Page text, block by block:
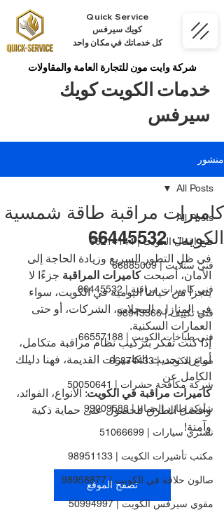
Quick Service
كويك سيرفس
كل خدماتك في مكان واحد
شركة وايت مون للتجارة العامة والمقاولات
خدمات الكويت كويك
سيرفس
منشور
All Posts
فتح اقفال الكويت | 66214144
فني ستلايت | 66885009
فني كاميرات مراقبة | 66445532
فني تكييف | 98943366
فني طباخات الكويت | 66557188
صباغ الكويت | 66874433
شركة مكافحة حشرات | 50050641
شركة طارد الحمام | 99009588
نشتري سيارات | 51066699
مكتب تأشيرات الكويت | 98951133
صالون حلاقة في الكويت | 98958877
مقوي سيرفس الكويت | 50994997
All Posts
كاميرات مراقبة طاقة شمسية
الكويت 66445532
في ظل التطور السريع وزيادة الحاجة إلى
الأمان، أصبحت كاميرات المراقبة جزءًا لا
يتجزأ من حياتنا اليومية في الكويت، سواء
في المنازل، المحلات، الشركات، أو حتى
العمارات السكنية.
إذا كنت تفكر بتركيب نظام مراقبة متكامل،
أو تريد تحديث الكاميرات القديمة، فهنا دليلك
الكامل عن
كاميرات مراقبة في الكويت: الأنواع، الفوائد،
وأفضل الطرق للحصول على حماية ذكية
وآمنة!
تصفح الموقع